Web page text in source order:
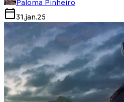
Paloma Pinheiro
31.jan.25